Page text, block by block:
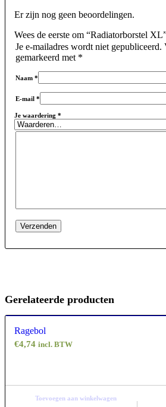
Er zijn nog geen beoordelingen.
Wees de eerste om “Radiatorborstel
Je e-mailadres wordt niet gepubliceerd.
gemarkeerd met *
Naam *
E-mail *
Je waardering *
Gerelateerde producten
Ragebol
€4,74 incl. BTW
Toevoegen aan winkelwagen